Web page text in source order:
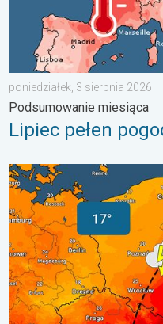
poniedziałek, 3 sierpnia 2026
Podsumowanie miesiąca
Lipiec pełen
20 stopni różnicy. Kontrast